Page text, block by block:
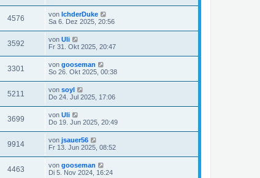
4576 von IchderDuke
Sa 6. Dez 2025, 20:56
3592 von Uli
Fr 31. Okt 2025, 20:47
3301 von gooseman
So 26. Okt 2025, 00:38
5211 von soyl
Do 24. Jul 2025, 17:06
3699 von Uli
Do 19. Jun 2025, 20:49
9914 von jsauer56
Fr 13. Jun 2025, 08:52
4463 von gooseman
Di 5. Nov 2024, 16:24